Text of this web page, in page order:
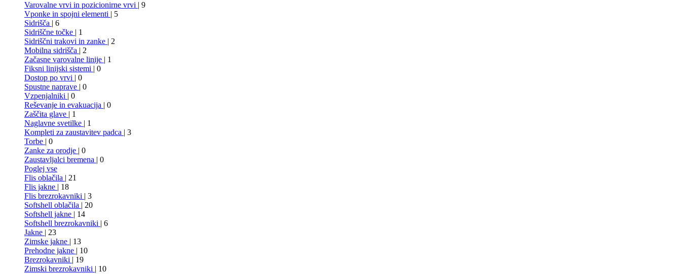
Varovalne vrvi in pozicionirne vrvi | 9
Vponke in spojni elementi | 5
Sidrišča | 6
Sidriščne točke | 1
Sidriščni trakovi in zanke | 2
Mobilna sidrišča | 2
Začasne varovalne linije | 1
Fiksni linijski sistemi | 0
Dostop po vrvi | 0
Spustne naprave | 0
Vzpenjalniki | 0
Reševanje in evakuacija | 0
Zaščita glave | 1
Naglavne svetilke | 1
Kompleti za zaustavitev padca | 3
Torbe | 0
Zanke za orodje | 0
Zaustavljalci bremena | 0
Poglej vse
Flis oblačila | 21
Flis jakne | 18
Flis brezrokavniki | 3
Softshell oblačila | 20
Softshell jakne | 14
Softshell brezrokavniki | 6
Jakne | 23
Zimske jakne | 13
Prehodne jakne | 10
Brezrokavniki | 19
Zimski brezrokavniki | 10